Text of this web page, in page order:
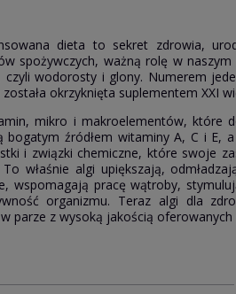
dieta to sekret zdrowia,
spożywczych, ważną rolę w
wodorosty i glony. Numerem
okrzyknięta suplementem XXI
mikro i makroelementów, które
bogatym źródłem witaminy A, C i E,
i związki chemiczne, które swoje
właśnie algi upiększają,
wspomagają pracę wątroby,
organizmu. Teraz algi dla
parze z wysoką jakością